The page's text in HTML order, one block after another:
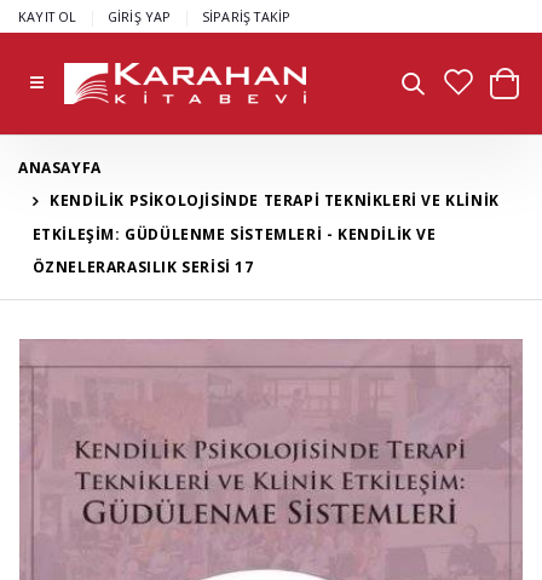
KAYIT OL GİRİŞ YAP SİPARİŞ TAKİP
ANASAYFA
KENDİLİK PSİKOLOJİSİNDE TERAPİ TEKNİKLERİ VE KLİNİK
ETKİLEŞİM: GÜDÜLENME SİSTEMLERİ - KENDİLİK VE
ÖZNELERARASILIK SERİSİ 17